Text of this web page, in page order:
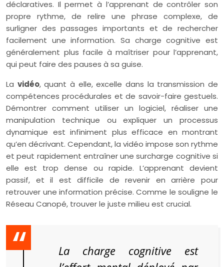
déclaratives. Il permet à l’apprenant de contrôler son
propre rythme, de relire une phrase complexe, de
surligner des passages importants et de rechercher
facilement une information. Sa charge cognitive est
généralement plus facile à maîtriser pour l’apprenant,
qui peut faire des pauses à sa guise.
La vidéo, quant à elle, excelle dans la transmission de
compétences procédurales et de savoir-faire gestuels.
Démontrer comment utiliser un logiciel, réaliser une
manipulation technique ou expliquer un processus
dynamique est infiniment plus efficace en montrant
qu’en décrivant. Cependant, la vidéo impose son rythme
et peut rapidement entraîner une surcharge cognitive si
elle est trop dense ou rapide. L’apprenant devient
passif, et il est difficile de revenir en arrière pour
retrouver une information précise. Comme le souligne le
Réseau Canopé, trouver le juste milieu est crucial.
La charge cognitive est